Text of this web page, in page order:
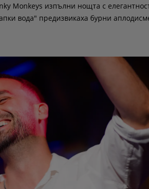
Monkeys изпълни нощта с
вода" предизвикаха бурни